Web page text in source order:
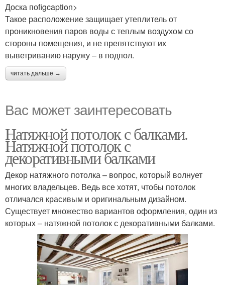
Доска поfigcaption>
Такое расположение защищает утеплитель от
проникновения паров воды с теплым воздухом со
стороны помещения, и не препятствуют их
выветриванию наружу – в подпол.
читать дальше →
Вас может заинтересовать
Натяжной потолок с балками.
Натяжной потолок с
декоративными балками
Декор натяжного потолка – вопрос, который волнует
многих владельцев. Ведь все хотят, чтобы потолок
отличался красивым и оригинальным дизайном.
Существует множество вариантов оформления, один из
которых – натяжной потолок с декоративными балками.